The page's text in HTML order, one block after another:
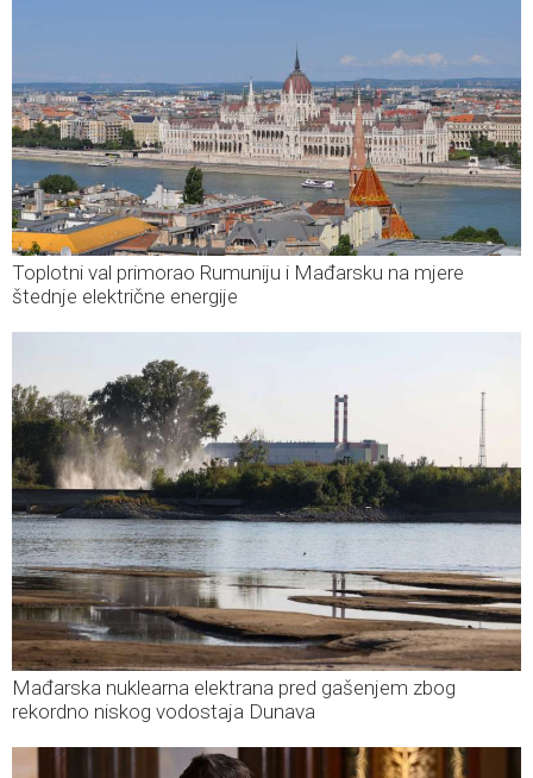
Toplotni val primorao Rumuniju i Mađarsku na mjere
štednje električne energije
Mađarska nuklearna elektrana pred gašenjem zbog
rekordno niskog vodostaja Dunava